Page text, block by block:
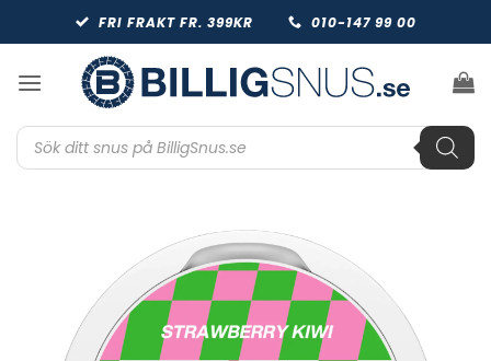
to
FRI FRAKT FR. 399KR 010-147 99 00
Produktsökning